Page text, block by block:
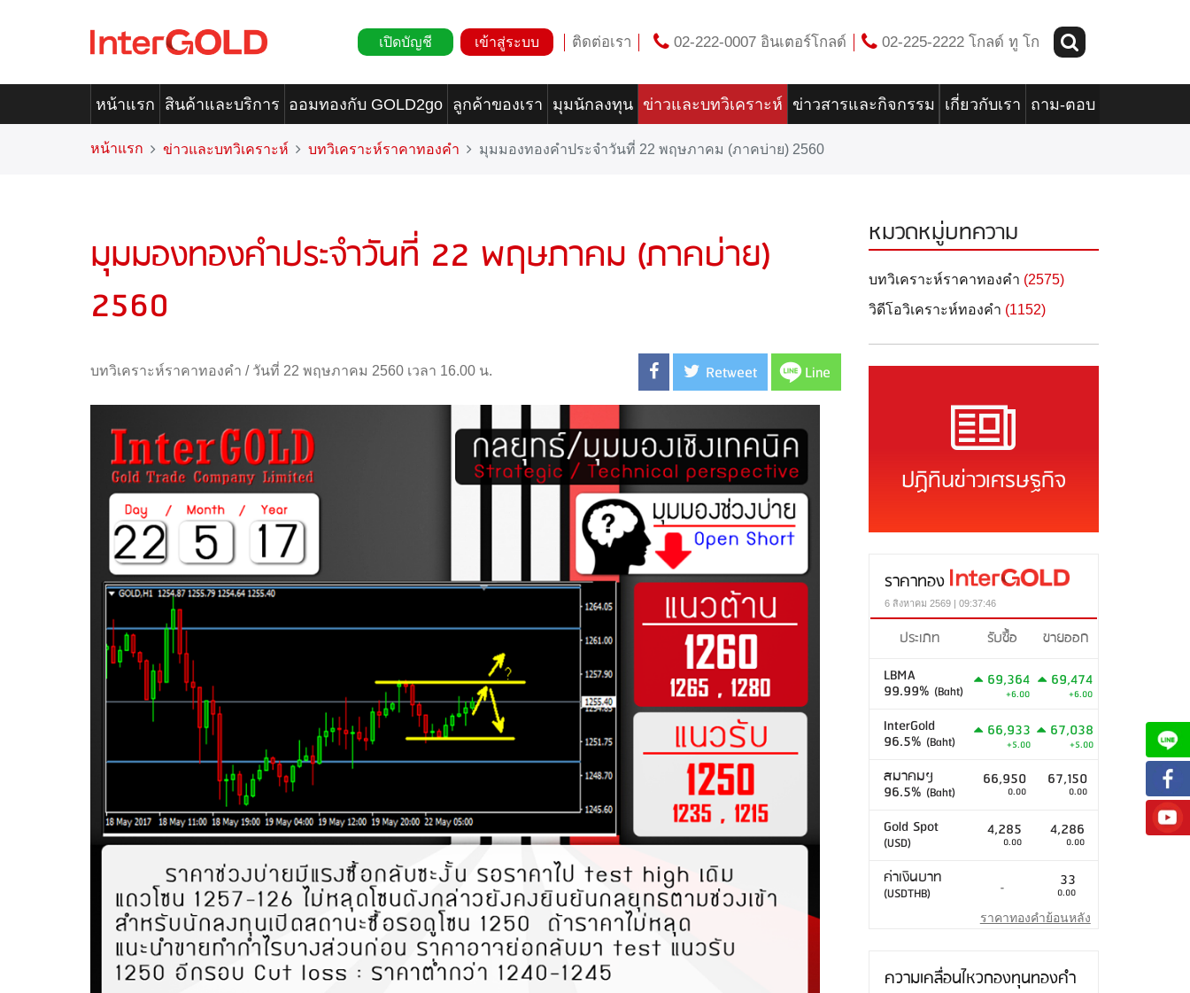
เปิดบัญชี เข้าสู่ระบบ ติดต่อเรา 02-222-0007 อินเตอร์โกลด์ 02-225-2222 โกลด์ ทู โก
หน้าแรก สินค้าและบริการ ออมทองกับ GOLD2go ลูกค้าของเรา มุมนักลงทุน ข่าวและบทวิเคราะห์ ข่าวสารและกิจกรรม เกี่ยวกับเรา ถาม-ตอบ
หน้าแรก ข่าวและบทวิเคราะห์ บทวิเคราะห์ราคาทองคำ มุมมองทองคำประจำวันที่ 22 พฤษภาคม (ภาคบ่าย) 2560
มุมมองทองคำประจำวันที่ 22 พฤษภาคม (ภาคบ่าย)
2560
บทวิเคราะห์ราคาทองคำ / วันที่ 22 พฤษภาคม 2560 เวลา 16.00 น. Retweet Line
หมวดหมู่บทความ
บทวิเคราะห์ราคาทองคำ (2575)
วิดีโอวิเคราะห์ทองคำ (1152)
ปฏิทินข่าวเศรษฐกิจ
ราคาทอง
6 สิงหาคม 2569 | 09:37:46
ประเภท รับซื้อ
ขายออก
LBMA
99.99% (Baht)
69,364
+6.00
69,474
+6.00
InterGold
96.5% (Baht)
66,933
+5.00
67,038
+5.00
สมาคมฯ
96.5% (Baht)
66,950
0.00
67,150
0.00
Gold Spot
(USD)
4,285
0.00
4,286
0.00
ค่าเงินบาท
(USDTHB) - 33
0.00
ราคาทองคำย้อนหลัง
ความเคลื่อนไหวกองทุนทองคำ